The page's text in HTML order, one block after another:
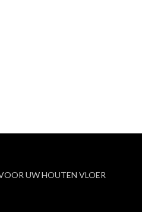
UW HOUTEN VLOER